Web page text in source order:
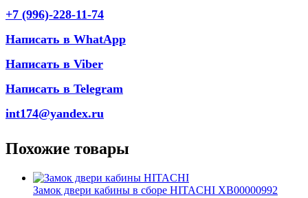
+7 (996)-228-11-74
Написать в WhatApp
Написать в Viber
Написать в Telegram
int174@yandex.ru
Похожие товары
Замок двери кабины в сборе HITACHI XB00000992